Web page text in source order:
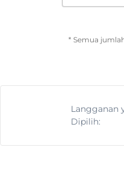
* Semua
Langganan
Dipilih: